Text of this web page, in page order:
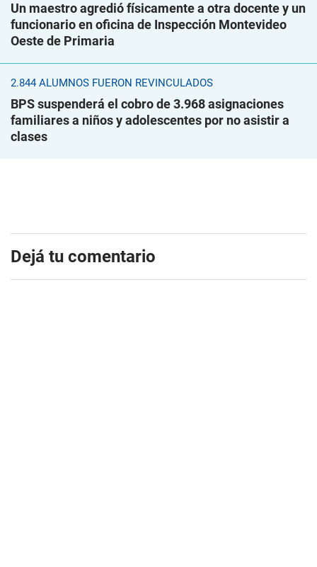
Un maestro agredió físicamente a otra docente y un
funcionario en oficina de Inspección Montevideo
Oeste de Primaria
2.844 ALUMNOS FUERON REVINCULADOS
BPS suspenderá el cobro de 3.968 asignaciones
familiares a niños y adolescentes por no asistir a
clases
Dejá tu comentario